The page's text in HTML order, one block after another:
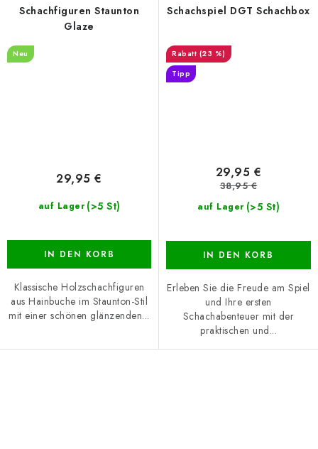
Schachfiguren Staunton
Glaze
Neu
auf Lager (>5 St)
29,95 €
IN DEN KORB
Klassische Holzschachfiguren
aus Hainbuche im Staunton-Stil
mit einer schönen glänzenden...
Schachspiel DGT Schachbox
(23 %)
Tipp
auf Lager (>5 St)
29,95 €
38,95 €
IN DEN KORB
Erleben Sie die Freude am Spiel
und Ihre ersten
Schachabenteuer mit der
praktischen und...